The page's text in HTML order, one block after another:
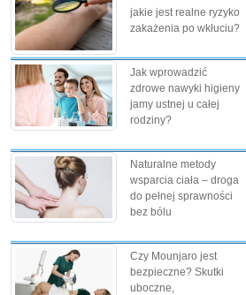
jakie jest realne ryzyko
zakażenia po wkłuciu?
Jak wprowadzić
zdrowe nawyki higieny
jamy ustnej u całej
rodziny?
Naturalne metody
wsparcia ciała – droga
do pełnej sprawności
bez bólu
Czy Mounjaro jest
bezpieczne? Skutki
uboczne,